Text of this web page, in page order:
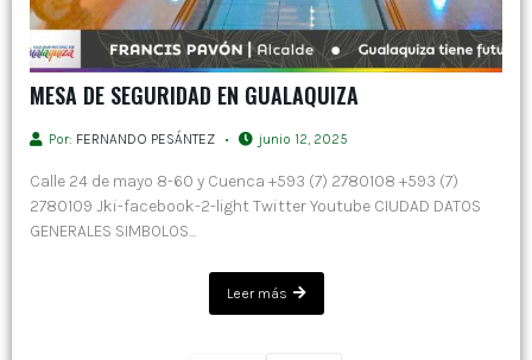
MESA DE SEGURIDAD EN GUALAQUIZA
Por: FERNANDO PESÁNTEZ junio 12, 2025
Calle 24 de mayo 8-60 y Cuenca +593 (7) 2780108 +593 (7)
2780109 Jki-facebook-2-light Twitter Youtube CIUDAD DATOS
GENERALES SIMBOLOS...
Leer más